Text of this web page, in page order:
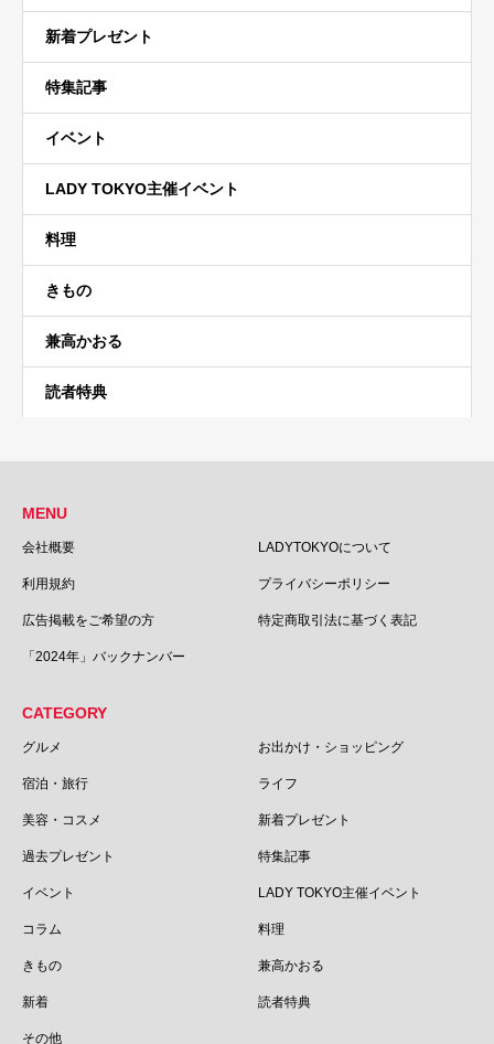
新着プレゼント
特集記事
イベント
LADY TOKYO主催イベント
料理
きもの
兼高かおる
読者特典
MENU
会社概要 LADYTOKYOについて
利用規約 プライバシーポリシー
広告掲載をご希望の方 特定商取引法に基づく表記
「2024年」バックナンバー
CATEGORY
グルメ お出かけ・ショッピング
宿泊・旅行 ライフ
美容・コスメ 新着プレゼント
過去プレゼント 特集記事
イベント LADY TOKYO主催イベント
コラム 料理
きもの 兼高かおる
新着 読者特典
その他